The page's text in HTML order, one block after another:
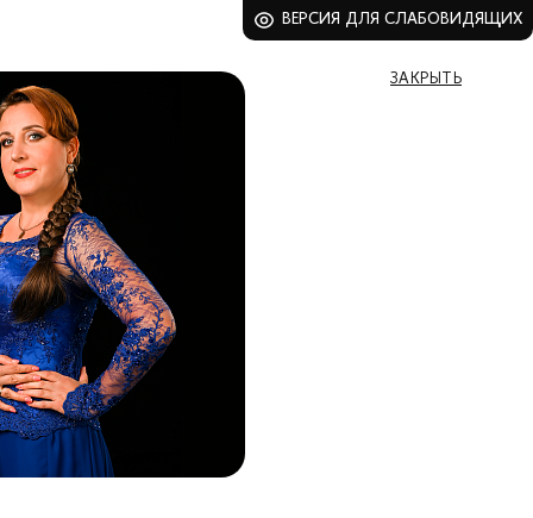
ВЕРСИЯ ДЛЯ СЛАБОВИДЯЩИХ
ЗАКРЫТЬ